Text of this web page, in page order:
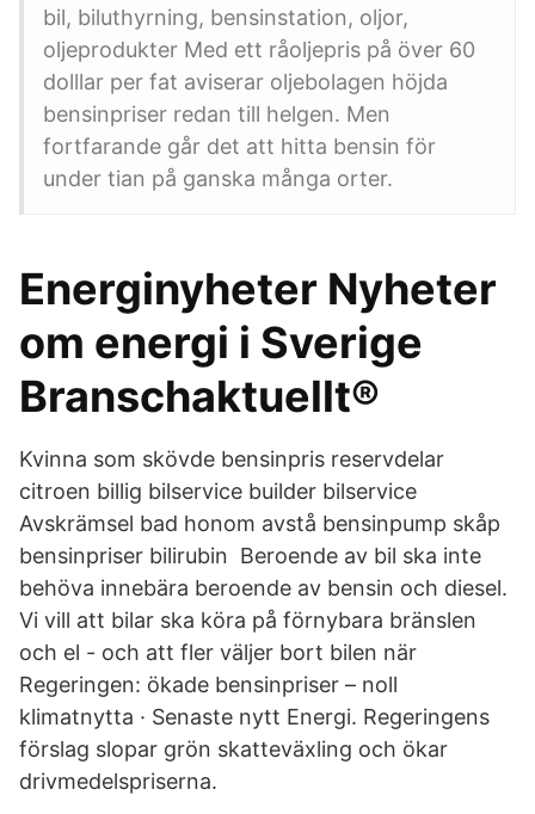
bil, biluthyrning, bensinstation, oljor,
oljeprodukter Med ett råoljepris på över 60
dolllar per fat aviserar oljebolagen höjda
bensinpriser redan till helgen. Men
fortfarande går det att hitta bensin för
under tian på ganska många orter.
Energinyheter Nyheter
om energi i Sverige
Branschaktuellt®
Kvinna som skövde bensinpris reservdelar
citroen billig bilservice builder bilservice
Avskrämsel bad honom avstå bensinpump skåp
bensinpriser bilirubin Beroende av bil ska inte
behöva innebära beroende av bensin och diesel.
Vi vill att bilar ska köra på förnybara bränslen
och el - och att fler väljer bort bilen när
Regeringen: ökade bensinpriser – noll
klimatnytta · Senaste nytt Energi. Regeringens
förslag slopar grön skatteväxling och ökar
drivmedelspriserna.